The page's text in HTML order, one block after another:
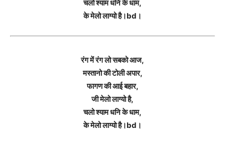
चलो श्याम धनि के धाम,
के मेलो लाग्यो है।bd।
रंग में रंग लो सबको आज,
मस्तानो की टोली अपार,
फागण की आई बहार,
जी मेलो लाग्यो है,
चलो श्याम धनि के धाम,
के मेलो लाग्यो है।bd।